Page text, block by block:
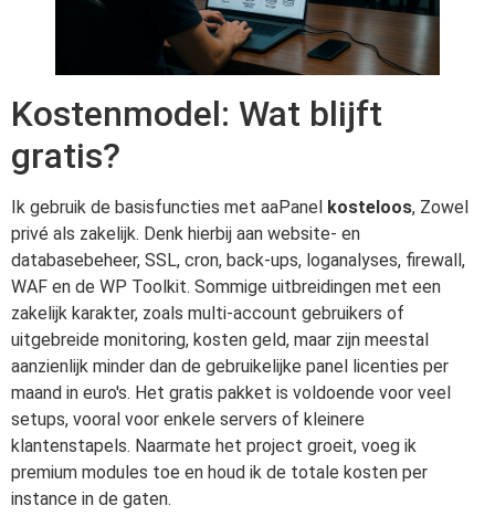
Kostenmodel: Wat blijft
gratis?
Ik gebruik de basisfuncties met aaPanel kosteloos, Zowel
privé als zakelijk. Denk hierbij aan website- en
databasebeheer, SSL, cron, back-ups, loganalyses, firewall,
WAF en de WP Toolkit. Sommige uitbreidingen met een
zakelijk karakter, zoals multi-account gebruikers of
uitgebreide monitoring, kosten geld, maar zijn meestal
aanzienlijk minder dan de gebruikelijke panel licenties per
maand in euro's. Het gratis pakket is voldoende voor veel
setups, vooral voor enkele servers of kleinere
klantenstapels. Naarmate het project groeit, voeg ik
premium modules toe en houd ik de totale kosten per
instance in de gaten.